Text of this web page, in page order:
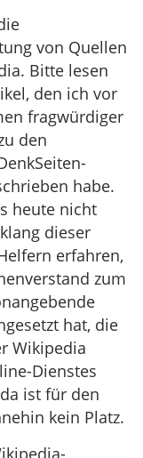
von Quellen
Bitte lesen
den ich vor
fragwürdiger
den
habe.
heute nicht
dieser
erfahren,
zum
hat, die
Wikipedia
Dienstes
ist für den
kein Platz.